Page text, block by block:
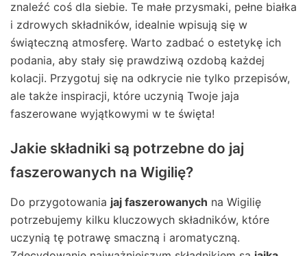
znaleźć coś dla siebie. Te małe przysmaki, pełne białka
i zdrowych składników, idealnie wpisują się w
świąteczną atmosferę. Warto zadbać o estetykę ich
podania, aby stały się prawdziwą ozdobą każdej
kolacji. Przygotuj się na odkrycie nie tylko przepisów,
ale także inspiracji, które uczynią Twoje jaja
faszerowane wyjątkowymi w te święta!
Jakie składniki są potrzebne do jaj
faszerowanych na Wigilię?
Do przygotowania jaj faszerowanych na Wigilię
potrzebujemy kilku kluczowych składników, które
uczynią tę potrawę smaczną i aromatyczną.